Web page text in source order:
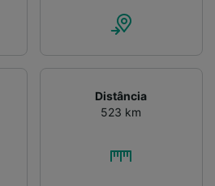
Distância
523 km